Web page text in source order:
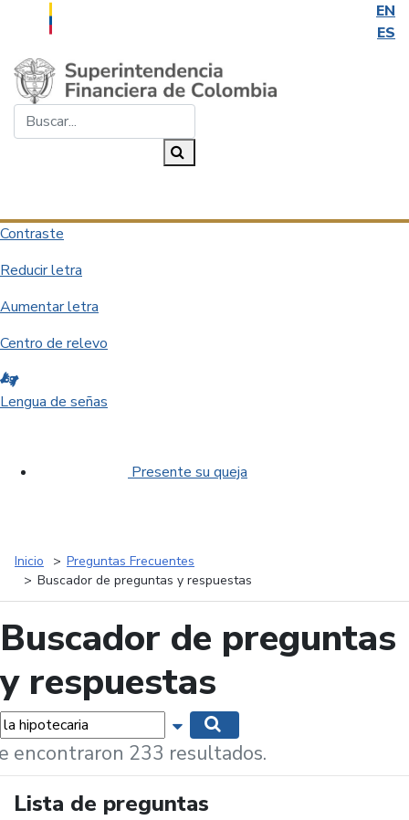
EN
ES
Saltar al contenido principal
Contraste
Reducir letra
Aumentar letra
Centro de relevo
Lengua de señas
Presente su queja
Inicio
Preguntas Frecuentes
Buscador de preguntas y respuestas
Buscador de preguntas
y respuestas
Mostrar opciones de búsqueda
encontraron 233 resultados.
Lista de preguntas